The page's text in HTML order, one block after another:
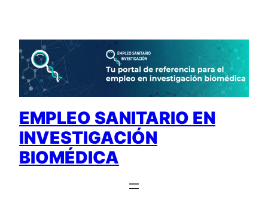
contenido
EMPLEO SANITARIO EN
INVESTIGACIÓN
BIOMÉDICA